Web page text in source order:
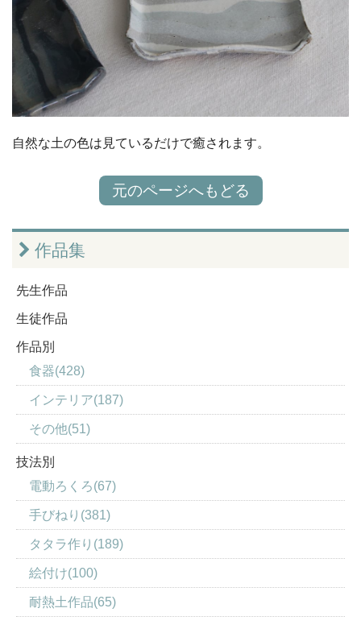
自然な土の色は見ているだけで癒されます。
元のページへもどる
作品集
先生作品
生徒作品
作品別
食器(428)
インテリア(187)
その他(51)
技法別
電動ろくろ(67)
手びねり(381)
タタラ作り(189)
絵付け(100)
耐熱土作品(65)